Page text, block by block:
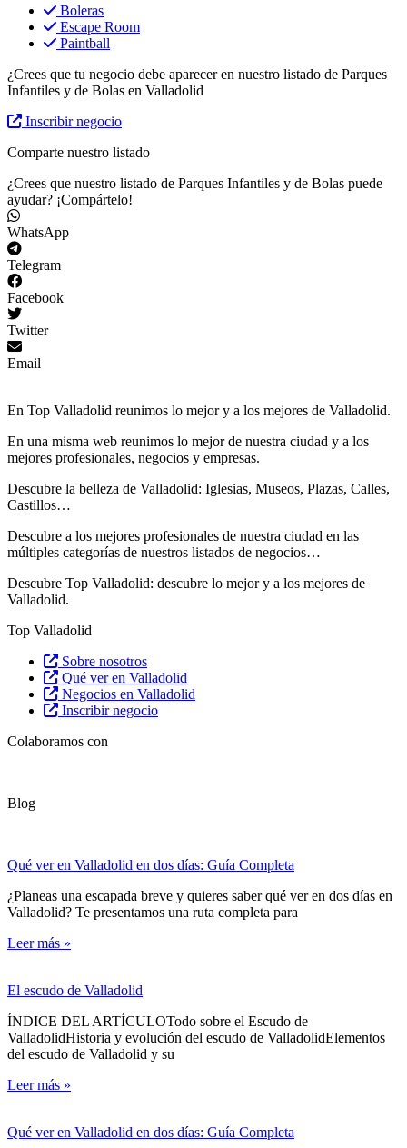
Boleras
Escape Room
Paintball
¿Crees que tu negocio debe aparecer en nuestro listado de Parques
Infantiles y de Bolas en Valladolid
Inscribir negocio
Comparte nuestro listado
¿Crees que nuestro listado de Parques Infantiles y de Bolas puede
ayudar? ¡Compártelo!
WhatsApp
Telegram
Facebook
Twitter
Email
En Top Valladolid reunimos lo mejor y a los mejores de Valladolid.
En una misma web reunimos lo mejor de nuestra ciudad y a los
mejores profesionales, negocios y empresas.
Descubre la belleza de Valladolid: Iglesias, Museos, Plazas, Calles,
Castillos…
Descubre a los mejores profesionales de nuestra ciudad en las
múltiples categorías de nuestros listados de negocios…
Descubre Top Valladolid: descubre lo mejor y a los mejores de
Valladolid.
Top Valladolid
Sobre nosotros
Qué ver en Valladolid
Negocios en Valladolid
Inscribir negocio
Colaboramos con
Blog
Qué ver en Valladolid en dos días: Guía Completa
¿Planeas una escapada breve y quieres saber qué ver en dos días en
Valladolid? Te presentamos una ruta completa para
Leer más »
El escudo de Valladolid
ÍNDICE DEL ARTÍCULOTodo sobre el Escudo de
ValladolidHistoria y evolución del escudo de ValladolidElementos
del escudo de Valladolid y su
Leer más »
Qué ver en Valladolid en dos días: Guía Completa